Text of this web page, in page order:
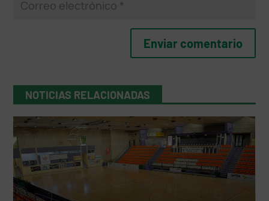
NOTICIAS RELACIONADAS